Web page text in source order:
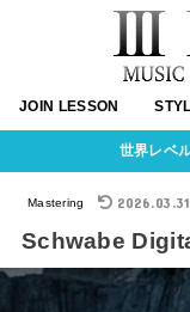
JOIN LESSON
世界レベ
Mastering 2026.03.31
Schwabe